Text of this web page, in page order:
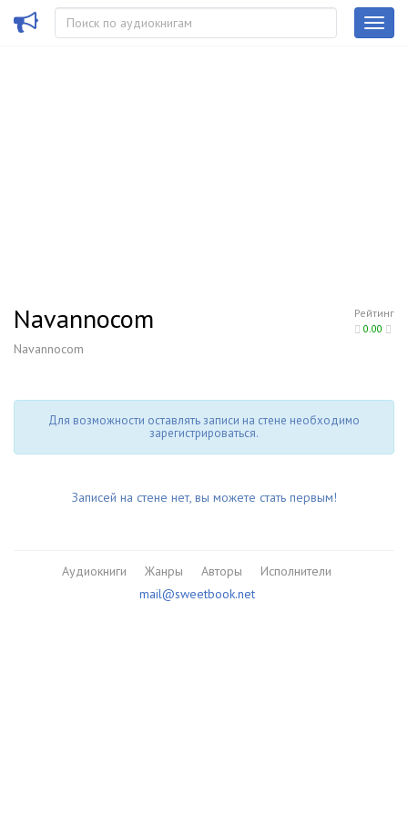
Рейтинг
0.00
Navannocom
Navannocom
Для возможности оставлять записи на стене необходимо
зарегистрироваться.
Записей на стене нет, вы можете стать первым!
Аудиокниги Жанры Авторы
Исполнители
mail@sweetbook.net